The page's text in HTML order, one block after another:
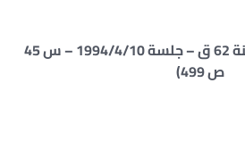
( الطعن رقم 9364 لسنة 62 ق – جلسة 1994/4/10 – س 45
ص 499)